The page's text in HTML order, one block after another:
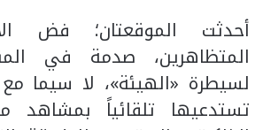
أحدثت الموقعتان؛ فض
المتظاهرين، صدمة في
لسيطرة «الهيئة»، لا سيما مع
تستدعيها تلقائياً بمشاهد